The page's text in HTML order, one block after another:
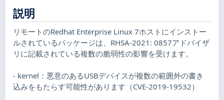
説明
リモートのRedhat Enterprise Linux 7ホストにインストー
ルされているパッケージは、RHSA-2021: 0857アドバイザ
リに記載されている複数の脆弱性の影響を受けます。
- kernel：悪意のあるUSBデバイスが複数の範囲外の書き
込みをもたらす可能性があります（CVE-2019-19532）